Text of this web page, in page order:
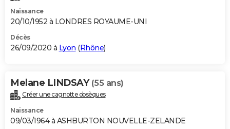
Naissance
20/10/1952 à LONDRES ROYAUME-UNI
Décès
26/09/2020 à Lyon (Rhône)
Melane LINDSAY (55 ans)
Créer une cagnotte obsèques
Naissance
09/03/1964 à ASHBURTON NOUVELLE-ZELANDE